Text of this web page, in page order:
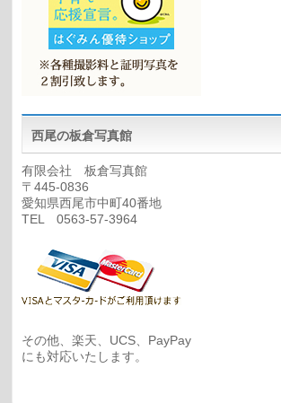
西尾の板倉写真館
有限会社 板倉写真館
〒445-0836
愛知県西尾市中町40番地
TEL 0563-57-3964
その他、楽天、UCS、PayPay
にも対応いたします。